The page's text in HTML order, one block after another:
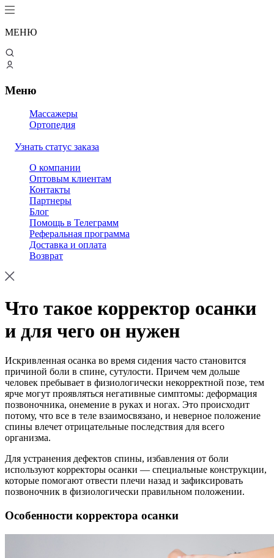
МЕНЮ
Меню
Массажеры
Ортопедия
Узнать статус заказа
О компании
Оптовым клиентам
Контакты
Партнеры
Блог
Помощь в Телеграмм
Реферальная программа
Доставка и оплата
Возврат
Что такое корректор осанки
и для чего он нужен
Искривленная осанка во время сидения часто становится
причиной боли в спине, сутулости. Причем чем дольше
человек пребывает в физиологически некорректной позе, тем
ярче могут проявляться негативные симптомы: деформация
позвоночника, онемение в руках и ногах. Это происходит
потому, что все в теле взаимосвязано, и неверное положение
спины влечет отрицательные последствия для всего
организма.
Для устранения дефектов спины, избавления от боли
используют корректоры осанки — специальные конструкции,
которые помогают отвести плечи назад и зафиксировать
позвоночник в физиологически правильном положении.
Особенности корректора осанки